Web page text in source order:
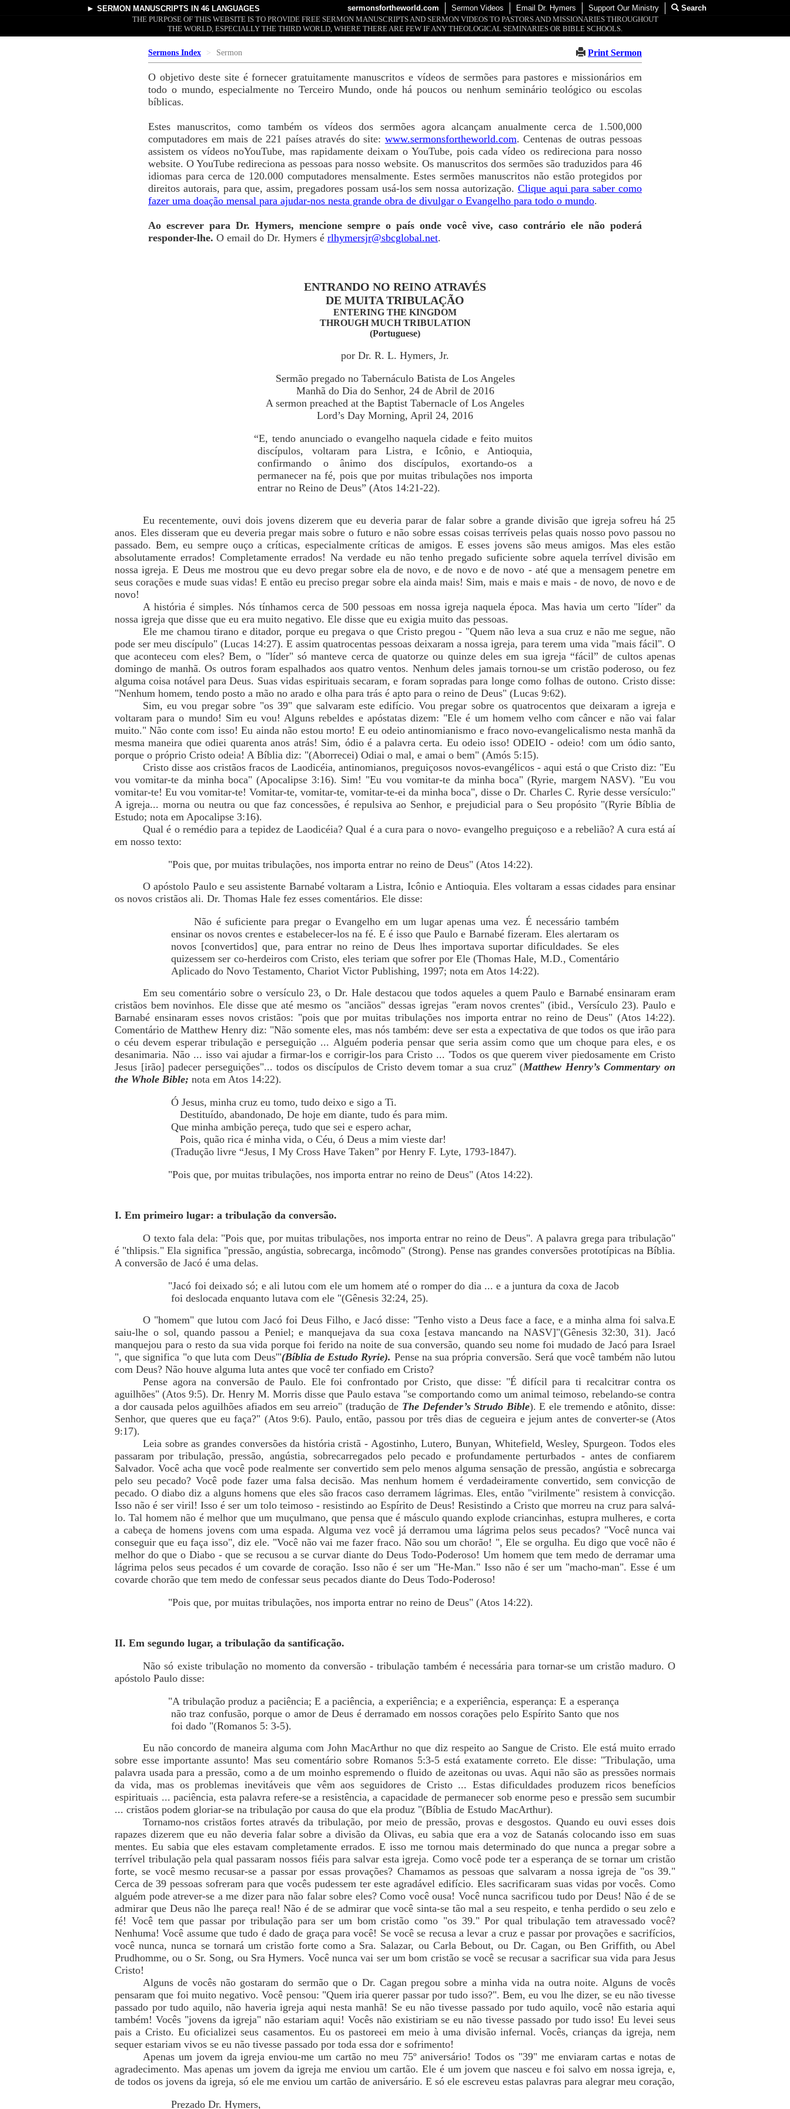
► SERMON MANUSCRIPTS IN 46 LANGUAGES sermonsfortheworld.com Sermon Videos Email Dr. Hymers Support Our Ministry
Search
THE PURPOSE OF THIS WEBSITE IS TO PROVIDE FREE SERMON MANUSCRIPTS AND SERMON VIDEOS TO PASTORS AND MISSIONARIES THROUGHOUT
THE WORLD, ESPECIALLY THE THIRD WORLD, WHERE THERE ARE FEW IF ANY THEOLOGICAL SEMINARIES OR BIBLE SCHOOLS.
Sermons Index Sermon Print Sermon
O objetivo deste site é fornecer gratuitamente manuscritos e vídeos de sermões para pastores e missionários em
todo o mundo, especialmente no Terceiro Mundo, onde há poucos ou nenhum seminário teológico ou escolas
bíblicas.
Estes manuscritos, como também os vídeos dos sermões agora alcançam anualmente cerca de 1.500,000
computadores em mais de 221 países através do site: www.sermonsfortheworld.com. Centenas de outras pessoas
assistem os vídeos noYouTube, mas rapidamente deixam o YouTube, pois cada vídeo os redireciona para nosso
website. O YouTube redireciona as pessoas para nosso website. Os manuscritos dos sermões são traduzidos para 46
idiomas para cerca de 120.000 computadores mensalmente. Estes sermões manuscritos não estão protegidos por
direitos autorais, para que, assim, pregadores possam usá-los sem nossa autorização. Clique aqui para saber como
fazer uma doação mensal para ajudar-nos nesta grande obra de divulgar o Evangelho para todo o mundo.
Ao escrever para Dr. Hymers, mencione sempre o país onde você vive, caso contrário ele não poderá
responder-lhe. O email do Dr. Hymers é rlhymersjr@sbcglobal.net.
ENTRANDO NO REINO ATRAVÉS
DE MUITA TRIBULAÇÃO
ENTERING THE KINGDOM
THROUGH MUCH TRIBULATION
(Portuguese)
por Dr. R. L. Hymers, Jr.
Sermão pregado no Tabernáculo Batista de Los Angeles
Manhã do Dia do Senhor, 24 de Abril de 2016
A sermon preached at the Baptist Tabernacle of Los Angeles
Lord’s Day Morning, April 24, 2016
“E, tendo anunciado o evangelho naquela cidade e feito muitos
discípulos, voltaram para Listra, e Icônio, e Antioquia,
confirmando o ânimo dos discípulos, exortando-os a
permanecer na fé, pois que por muitas tribulações nos importa
entrar no Reino de Deus” (Atos 14:21-22).
Eu recentemente, ouvi dois jovens dizerem que eu deveria parar de falar sobre a grande divisão que igreja sofreu há 25
anos. Eles disseram que eu deveria pregar mais sobre o futuro e não sobre essas coisas terríveis pelas quais nosso povo passou no
passado. Bem, eu sempre ouço a críticas, especialmente críticas de amigos. E esses jovens são meus amigos. Mas eles estão
absolutamente errados! Completamente errados! Na verdade eu não tenho pregado suficiente sobre aquela terrível divisão em
nossa igreja. E Deus me mostrou que eu devo pregar sobre ela de novo, e de novo e de novo - até que a mensagem penetre em
seus corações e mude suas vidas! E então eu preciso pregar sobre ela ainda mais! Sim, mais e mais e mais - de novo, de novo e de
novo!
A história é simples. Nós tínhamos cerca de 500 pessoas em nossa igreja naquela época. Mas havia um certo "líder" da
nossa igreja que disse que eu era muito negativo. Ele disse que eu exigia muito das pessoas.
Ele me chamou tirano e ditador, porque eu pregava o que Cristo pregou - "Quem não leva a sua cruz e não me segue, não
pode ser meu discípulo" (Lucas 14:27). E assim quatrocentas pessoas deixaram a nossa igreja, para terem uma vida "mais fácil". O
que aconteceu com eles? Bem, o "líder" só manteve cerca de quatorze ou quinze deles em sua igreja “fácil” de cultos apenas
domingo de manhã. Os outros foram espalhados aos quatro ventos. Nenhum deles jamais tornou-se um cristão poderoso, ou fez
alguma coisa notável para Deus. Suas vidas espirituais secaram, e foram sopradas para longe como folhas de outono. Cristo disse:
"Nenhum homem, tendo posto a mão no arado e olha para trás é apto para o reino de Deus" (Lucas 9:62).
Sim, eu vou pregar sobre "os 39" que salvaram este edifício. Vou pregar sobre os quatrocentos que deixaram a igreja e
voltaram para o mundo! Sim eu vou! Alguns rebeldes e apóstatas dizem: "Ele é um homem velho com câncer e não vai falar
muito." Não conte com isso! Eu ainda não estou morto! E eu odeio antinomianismo e fraco novo-evangelicalismo nesta manhã da
mesma maneira que odiei quarenta anos atrás! Sim, ódio é a palavra certa. Eu odeio isso! ODEIO - odeio! com um ódio santo,
porque o próprio Cristo odeia! A Bíblia diz: "(Aborrecei) Odiai o mal, e amai o bem" (Amós 5:15).
Cristo disse aos cristãos fracos de Laodicéia, antinomianos, preguiçosos novos-evangélicos - aqui está o que Cristo diz: "Eu
vou vomitar-te da minha boca" (Apocalipse 3:16). Sim! "Eu vou vomitar-te da minha boca" (Ryrie, margem NASV). "Eu vou
vomitar-te! Eu vou vomitar-te! Vomitar-te, vomitar-te, vomitar-te-ei da minha boca", disse o Dr. Charles C. Ryrie desse versículo:"
A igreja... morna ou neutra ou que faz concessões, é repulsiva ao Senhor, e prejudicial para o Seu propósito "(Ryrie Bíblia de
Estudo; nota em Apocalipse 3:16).
Qual é o remédio para a tepidez de Laodicéia? Qual é a cura para o novo- evangelho preguiçoso e a rebelião? A cura está aí
em nosso texto:
"Pois que, por muitas tribulações, nos importa entrar no reino de Deus" (Atos 14:22).
O apóstolo Paulo e seu assistente Barnabé voltaram a Listra, Icônio e Antioquia. Eles voltaram a essas cidades para ensinar
os novos cristãos ali. Dr. Thomas Hale fez esses comentários. Ele disse:
Não é suficiente para pregar o Evangelho em um lugar apenas uma vez. É necessário também
ensinar os novos crentes e estabelecer-los na fé. E é isso que Paulo e Barnabé fizeram. Eles alertaram os
novos [convertidos] que, para entrar no reino de Deus lhes importava suportar dificuldades. Se eles
quizessem ser co-herdeiros com Cristo, eles teriam que sofrer por Ele (Thomas Hale, M.D., Comentário
Aplicado do Novo Testamento, Chariot Victor Publishing, 1997; nota em Atos 14:22).
Em seu comentário sobre o versículo 23, o Dr. Hale destacou que todos aqueles a quem Paulo e Barnabé ensinaram eram
cristãos bem novinhos. Ele disse que até mesmo os "anciãos" dessas igrejas "eram novos crentes" (ibid., Versículo 23). Paulo e
Barnabé ensinaram esses novos cristãos: "pois que por muitas tribulações nos importa entrar no reino de Deus" (Atos 14:22).
Comentário de Matthew Henry diz: "Não somente eles, mas nós também: deve ser esta a expectativa de que todos os que irão para
o céu devem esperar tribulação e perseguição ... Alguém poderia pensar que seria assim como que um choque para eles, e os
desanimaria. Não ... isso vai ajudar a firmar-los e corrigir-los para Cristo ... 'Todos os que querem viver piedosamente em Cristo
Jesus [irão] padecer perseguições"... todos os discípulos de Cristo devem tomar a sua cruz" (Matthew Henry’s Commentary on
the Whole Bible; nota em Atos 14:22).
Ó Jesus, minha cruz eu tomo, tudo deixo e sigo a Ti.
Destituído, abandonado, De hoje em diante, tudo és para mim.
Que minha ambição pereça, tudo que sei e espero achar,
Pois, quão rica é minha vida, o Céu, ó Deus a mim vieste dar!
(Tradução livre “Jesus, I My Cross Have Taken” por Henry F. Lyte, 1793-1847).
"Pois que, por muitas tribulações, nos importa entrar no reino de Deus" (Atos 14:22).
I. Em primeiro lugar: a tribulação da conversão.
O texto fala dela: "Pois que, por muitas tribulações, nos importa entrar no reino de Deus". A palavra grega para tribulação"
é "thlipsis." Ela significa "pressão, angústia, sobrecarga, incômodo" (Strong). Pense nas grandes conversões prototípicas na Bíblia.
A conversão de Jacó é uma delas.
"Jacó foi deixado só; e ali lutou com ele um homem até o romper do dia ... e a juntura da coxa de Jacob
foi deslocada enquanto lutava com ele "(Gênesis 32:24, 25).
O "homem" que lutou com Jacó foi Deus Filho, e Jacó disse: "Tenho visto a Deus face a face, e a minha alma foi salva.E
saiu-lhe o sol, quando passou a Peniel; e manquejava da sua coxa [estava mancando na NASV]"(Gênesis 32:30, 31). Jacó
manquejou para o resto da sua vida porque foi ferido na noite de sua conversão, quando seu nome foi mudado de Jacó para Israel
", que significa "o que luta com Deus'"(Bíblia de Estudo Ryrie). Pense na sua própria conversão. Será que você também não lutou
com Deus? Não houve alguma luta antes que você ter confiado em Cristo?
Pense agora na conversão de Paulo. Ele foi confrontado por Cristo, que disse: "É difícil para ti recalcitrar contra os
aguilhões" (Atos 9:5). Dr. Henry M. Morris disse que Paulo estava "se comportando como um animal teimoso, rebelando-se contra
a dor causada pelos aguilhões afiados em seu arreio" (tradução de The Defender’s Strudo Bible). E ele tremendo e atônito, disse:
Senhor, que queres que eu faça?" (Atos 9:6). Paulo, então, passou por três dias de cegueira e jejum antes de converter-se (Atos
9:17).
Leia sobre as grandes conversões da história cristã - Agostinho, Lutero, Bunyan, Whitefield, Wesley, Spurgeon. Todos eles
passaram por tribulação, pressão, angústia, sobrecarregados pelo pecado e profundamente perturbados - antes de confiarem
Salvador. Você acha que você pode realmente ser convertido sem pelo menos alguma sensação de pressão, angústia e sobrecarga
pelo seu pecado? Você pode fazer uma falsa decisão. Mas nenhum homem é verdadeiramente convertido, sem convicção de
pecado. O diabo diz a alguns homens que eles são fracos caso derramem lágrimas. Eles, então "virilmente" resistem à convicção.
Isso não é ser viril! Isso é ser um tolo teimoso - resistindo ao Espírito de Deus! Resistindo a Cristo que morreu na cruz para salvá-
lo. Tal homem não é melhor que um muçulmano, que pensa que é másculo quando explode criancinhas, estupra mulheres, e corta
a cabeça de homens jovens com uma espada. Alguma vez você já derramou uma lágrima pelos seus pecados? "Você nunca vai
conseguir que eu faça isso", diz ele. "Você não vai me fazer fraco. Não sou um chorão! ", Ele se orgulha. Eu digo que você não é
melhor do que o Diabo - que se recusou a se curvar diante do Deus Todo-Poderoso! Um homem que tem medo de derramar uma
lágrima pelos seus pecados é um covarde de coração. Isso não é ser um "He-Man." Isso não é ser um "macho-man". Esse é um
covarde chorão que tem medo de confessar seus pecados diante do Deus Todo-Poderoso!
"Pois que, por muitas tribulações, nos importa entrar no reino de Deus" (Atos 14:22).
II. Em segundo lugar, a tribulação da santificação.
Não só existe tribulação no momento da conversão - tribulação também é necessária para tornar-se um cristão maduro. O
apóstolo Paulo disse:
"A tribulação produz a paciência; E a paciência, a experiência; e a experiência, esperança: E a esperança
não traz confusão, porque o amor de Deus é derramado em nossos corações pelo Espírito Santo que nos
foi dado "(Romanos 5: 3-5).
Eu não concordo de maneira alguma com John MacArthur no que diz respeito ao Sangue de Cristo. Ele está muito errado
sobre esse importante assunto! Mas seu comentário sobre Romanos 5:3-5 está exatamente correto. Ele disse: "Tribulação, uma
palavra usada para a pressão, como a de um moinho espremendo o fluido de azeitonas ou uvas. Aqui não são as pressões normais
da vida, mas os problemas inevitáveis que vêm aos seguidores de Cristo ... Estas dificuldades produzem ricos benefícios
espirituais ... paciência, esta palavra refere-se a resistência, a capacidade de permanecer sob enorme peso e pressão sem sucumbir
... cristãos podem gloriar-se na tribulação por causa do que ela produz "(Bíblia de Estudo MacArthur).
Tornamo-nos cristãos fortes através da tribulação, por meio de pressão, provas e desgostos. Quando eu ouvi esses dois
rapazes dizerem que eu não deveria falar sobre a divisão da Olivas, eu sabia que era a voz de Satanás colocando isso em suas
mentes. Eu sabia que eles estavam completamente errados. E isso me tornou mais determinado do que nunca a pregar sobre a
terrível tribulação pela qual passaram nossos fiéis para salvar esta igreja. Como você pode ter a esperança de se tornar um cristão
forte, se você mesmo recusar-se a passar por essas provações? Chamamos as pessoas que salvaram a nossa igreja de "os 39."
Cerca de 39 pessoas sofreram para que vocês pudessem ter este agradável edifício. Eles sacrificaram suas vidas por vocês. Como
alguém pode atrever-se a me dizer para não falar sobre eles? Como você ousa! Você nunca sacrificou tudo por Deus! Não é de se
admirar que Deus não lhe pareça real! Não é de se admirar que você sinta-se tão mal a seu respeito, e tenha perdido o seu zelo e
fé! Você tem que passar por tribulação para ser um bom cristão como "os 39." Por qual tribulação tem atravessado você?
Nenhuma! Você assume que tudo é dado de graça para você! Se você se recusa a levar a cruz e passar por provações e sacrifícios,
você nunca, nunca se tornará um cristão forte como a Sra. Salazar, ou Carla Bebout, ou Dr. Cagan, ou Ben Griffith, ou Abel
Prudhomme, ou o Sr. Song, ou Sra Hymers. Você nunca vai ser um bom cristão se você se recusar a sacrificar sua vida para Jesus
Cristo!
Alguns de vocês não gostaram do sermão que o Dr. Cagan pregou sobre a minha vida na outra noite. Alguns de vocês
pensaram que foi muito negativo. Você pensou: "Quem iria querer passar por tudo isso?". Bem, eu vou lhe dizer, se eu não tivesse
passado por tudo aquilo, não haveria igreja aqui nesta manhã! Se eu não tivesse passado por tudo aquilo, você não estaria aqui
também! Vocês "jovens da igreja" não estariam aqui! Vocês não existiriam se eu não tivesse passado por tudo isso! Eu levei seus
pais a Cristo. Eu oficializei seus casamentos. Eu os pastoreei em meio à uma divisão infernal. Vocês, crianças da igreja, nem
sequer estariam vivos se eu não tivesse passado por toda essa dor e sofrimento!
Apenas um jovem da igreja enviou-me um cartão no meu 75º aniversário! Todos os "39" me enviaram cartas e notas de
agradecimento. Mas apenas um jovem da igreja me enviou um cartão. Ele é um jovem que nasceu e foi salvo em nossa igreja, e,
de todos os jovens da igreja, só ele me enviou um cartão de aniversário. E só ele escreveu estas palavras para alegrar meu coração,
Prezado Dr. Hymers,